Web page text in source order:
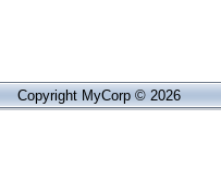
Copyright MyCorp © 2026